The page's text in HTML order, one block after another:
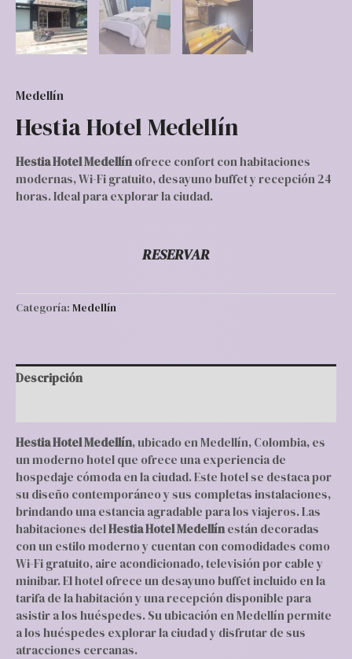
Medellín
Hestia Hotel Medellín
Hestia Hotel Medellínofrece confort con habitaciones
modernas, Wi-Fi gratuito, desayuno buffet y recepción 24
horas. Ideal para explorar la ciudad.
RESERVAR
Categoría: Medellín
Descripción
Hestia Hotel Medellín, ubicado en Medellín, Colombia, es
un moderno hotel que ofrece una experiencia de
hospedaje cómoda en la ciudad. Este hotel se destaca por
su diseño contemporáneo y sus completas instalaciones,
brindando una estancia agradable para los viajeros. Las
habitaciones delHestia Hotel Medellínestán decoradas
con un estilo moderno y cuentan con comodidades como
Wi-Fi gratuito, aire acondicionado, televisión por cable y
minibar. El hotel ofrece un desayuno buffet incluido en la
tarifa de la habitación y una recepción disponible para
asistir a los huéspedes. Su ubicación en Medellín permite
a los huéspedes explorar la ciudad y disfrutar de sus
atracciones cercanas.